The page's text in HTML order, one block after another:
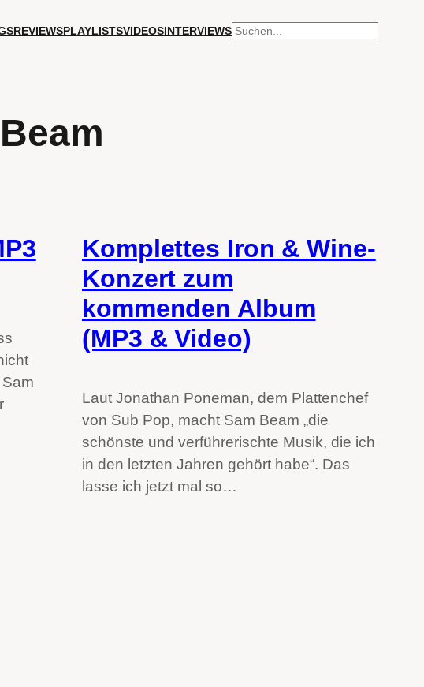
REVIEWSPLAYLISTSVIDEOSINTERVIEWSSUCHEN
Komplettes Iron & Wine-
Konzert zum
kommenden Album
(MP3 & Video)
Laut Jonathan Poneman, dem Plattenchef
von Sub Pop, macht Sam Beam „die
schönste und verführerischte Musik, die ich
in den letzten Jahren gehört habe“. Das
lasse ich jetzt mal so…